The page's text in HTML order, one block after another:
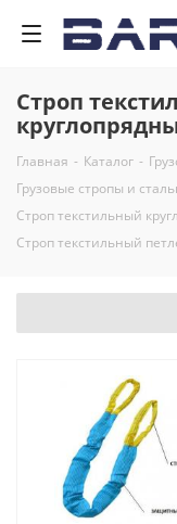
Строп
Главная - Каталог -
Грузовые стропы и
Строп текстильный
Строп текстильный